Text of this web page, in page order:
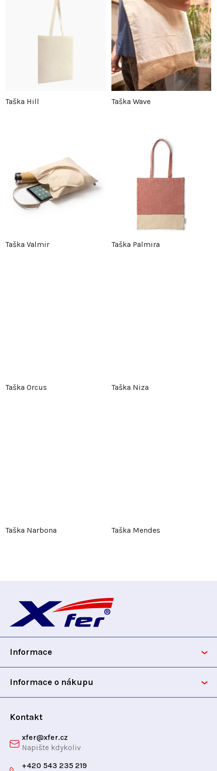
Taška Hill Taška Wave
Taška Valmir Taška Palmira
Taška Orcus Taška Niza
Taška Narbona Taška Mendes
p
Informace
Informace o nákupu
Kontakt
xfer@xfer.cz
+420 543 235 219